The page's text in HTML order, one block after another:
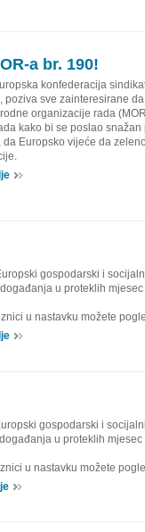
a br. 190!
konfederacija
poziva sve zainteresirane
organizacije rada
kako bi se poslao
da Europsko vijeće da
gospodarski i
u proteklih
u nastavku možete
gospodarski i
u proteklih mjesec
u nastavku možete